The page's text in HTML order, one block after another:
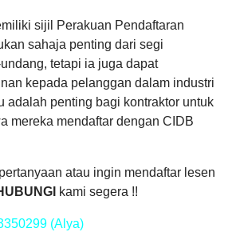
sijil Perakuan Pendaftaran
sahaja penting dari segi
tetapi ia juga dapat
kepada pelanggan dalam industri
adalah penting bagi kontraktor untuk
mereka mendaftar dengan CIDB
atau ingin mendaftar lesen
kami segera !!
(Alya)